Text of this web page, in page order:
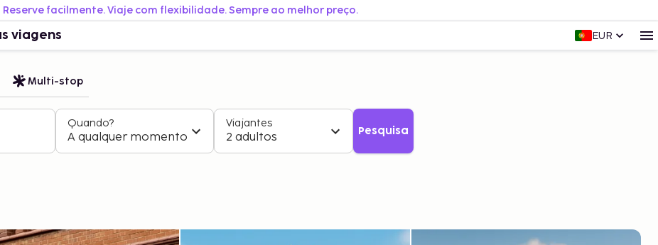
Reserve facilmente. Viaje com flexibilidade. Sempre ao melhor preço.
viagens EUR
Multi-stop
Quando?
A qualquer momento
Viajantes
2 adultos Pesquisa